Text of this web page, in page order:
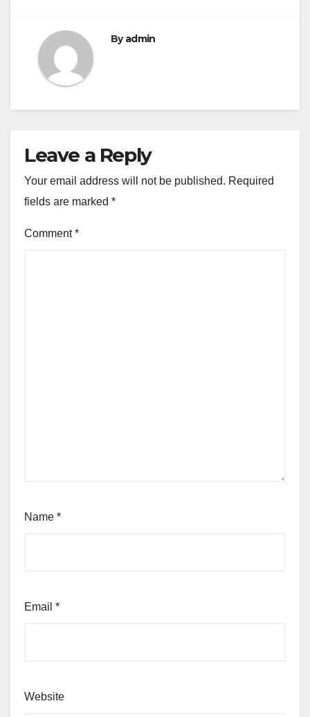
Byadmin
Leave a Reply
Your email address will not be published. Required
fields are marked *
Comment*
Name *
Email *
Website